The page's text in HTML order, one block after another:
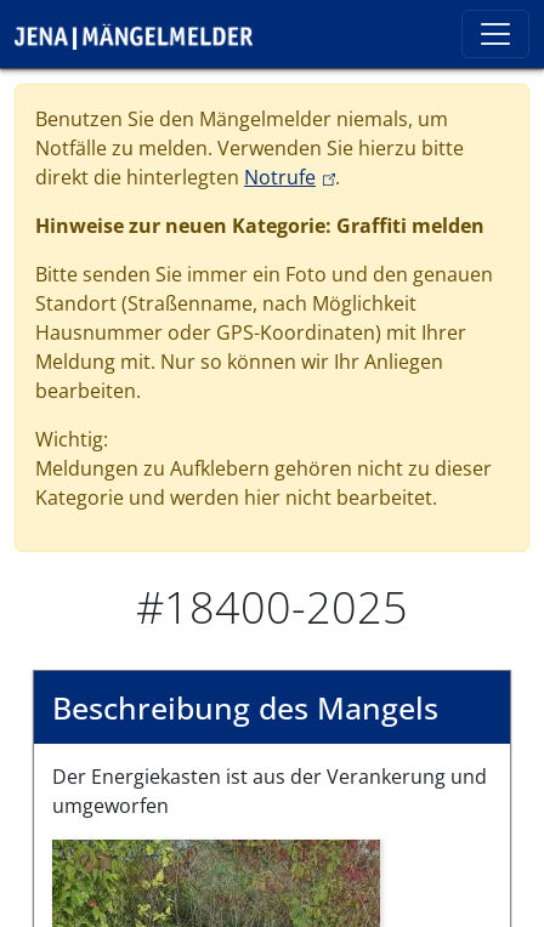
Benutzen Sie den Mängelmelder niemals, um
Notfälle zu melden. Verwenden Sie hierzu bitte
direkt die hinterlegten Notrufe(link is external)
.
Hinweise zur neuen Kategorie: Graffiti melden
Bitte senden Sie immer ein Foto und den genauen
Standort (Straßenname, nach Möglichkeit
Hausnummer oder GPS-Koordinaten) mit Ihrer
Meldung mit. Nur so können wir Ihr Anliegen
bearbeiten.
Wichtig:
Meldungen zu Aufklebern gehören nicht zu dieser
Kategorie und werden hier nicht bearbeitet.
#18400-2025
Beschreibung des Mangels
Der Energiekasten ist aus der Verankerung und
umgeworfen
Bilder des Mangels